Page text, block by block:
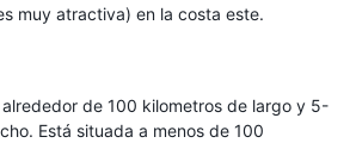
muy atractiva) en la costa este.
de 100 kilometros de largo y 5-
Está situada a menos de 100